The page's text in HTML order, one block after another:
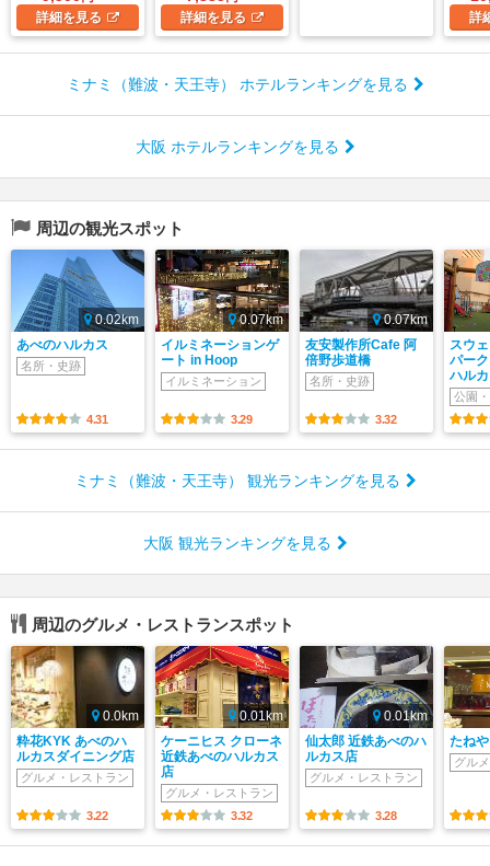
詳細を見る
詳細を見る 詳
ミナミ（難波・天王寺） ホテルランキングを見る
大阪 ホテルランキングを見る
周辺の観光スポット
0.02km
あべのハルカス
名所・史跡
4.31
0.07km
イルミネーションゲ
ート in Hoop
イルミネーション
3.29
0.07km
友安製作所Cafe 阿
倍野歩道橋
名所・史跡
3.32
スウ
パー
ハル
公園
ミナミ（難波・天王寺） 観光ランキングを見る
大阪 観光ランキングを見る
周辺のグルメ・レストランスポット
0.0km
粋花KYK あべのハ
ルカスダイニング店
グルメ・レストラン
3.22
0.01km
ケーニヒス クローネ
近鉄あべのハルカス
店
グルメ・レストラン
3.32
0.01km
仙太郎 近鉄あべのハ
ルカス店
グルメ・レストラン
3.28
たね
グル